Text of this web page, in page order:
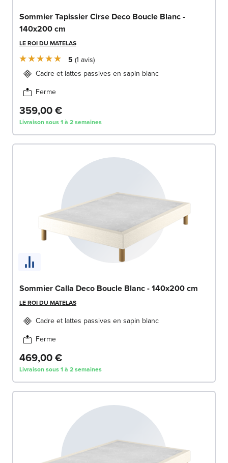
Sommier Tapissier Cirse Deco Boucle Blanc -
140x200 cm
LE ROI DU MATELAS
5 1 avis
Cadre et lattes passives en sapin blanc
Ferme
359,00 €
Livraison sous 1 à 2 semaines
Sommier Calla Deco Boucle Blanc - 140x200 cm
LE ROI DU MATELAS
Cadre et lattes passives en sapin blanc
Ferme
469,00 €
Livraison sous 1 à 2 semaines